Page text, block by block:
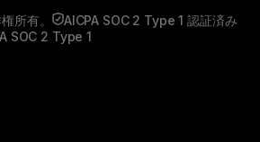
所有。
AICPA SOC 2 Type 1 認証済み
SOC 2 Type 1